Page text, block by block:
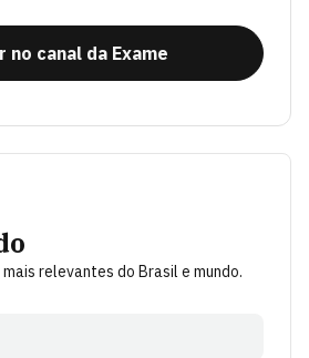
no canal da Exame
relevantes do Brasil e mundo.